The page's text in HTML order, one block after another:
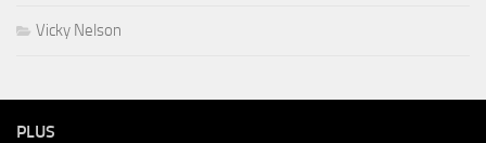
Vicky Nelson
PLUS